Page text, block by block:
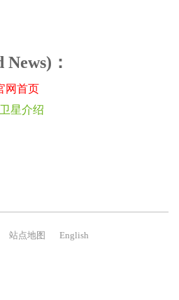
：
网首页
星介绍
站点地图 English